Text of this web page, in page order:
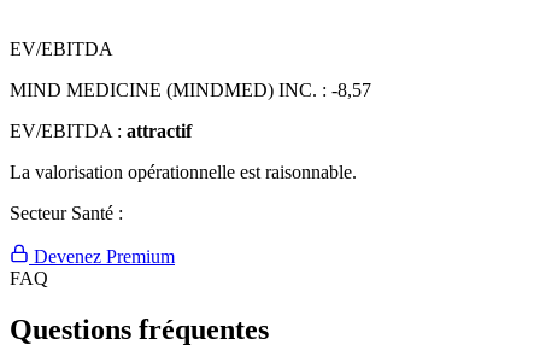
EV/EBITDA
MIND MEDICINE (MINDMED) INC. : -8,57
EV/EBITDA : attractif
La valorisation opérationnelle est raisonnable.
Secteur Santé :
Devenez Premium
FAQ
Questions fréquentes